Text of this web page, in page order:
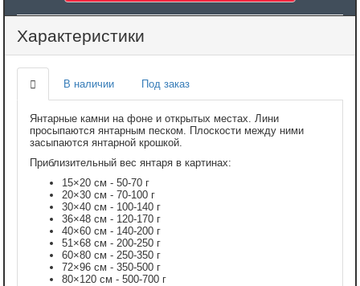
Характеристики
В наличии Под заказ
Янтарные камни на фоне и открытых местах. Лини
просыпаются янтарным песком. Плоскости между ними
засыпаются янтарной крошкой.
Приблизительный вес янтаря в картинах:
15×20 см - 50-70 г
20×30 см - 70-100 г
30×40 см - 100-140 г
36×48 см - 120-170 г
40×60 см - 140-200 г
51×68 см - 200-250 г
60×80 см - 250-350 г
72×96 см - 350-500 г
80×120 см - 500-700 г